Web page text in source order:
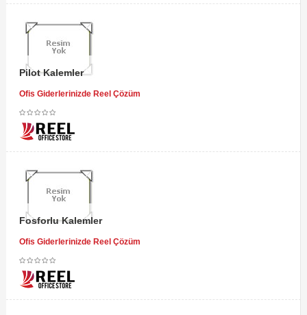
Pilot Kalemler
Ofis Giderlerinizde Reel Çözüm
Fosforlu Kalemler
Ofis Giderlerinizde Reel Çözüm